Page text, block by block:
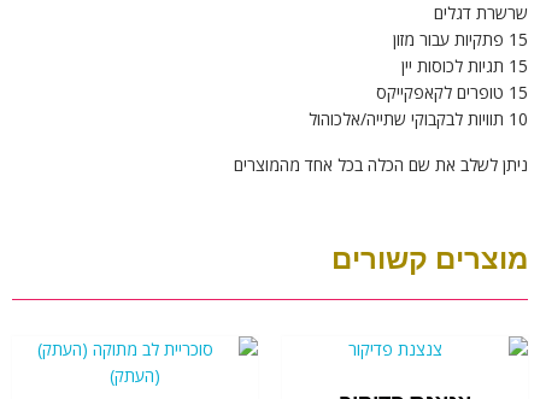
שרשרת דגלים
15 פתקיות עבור מזון
15 תגיות לכוסות יין
15 טופרים לקאפקייקס
10 תוויות לבקבוקי שתייה/אלכוהול
ניתן לשלב את שם הכלה בכל אחד מהמוצרים
מוצרים קשורים